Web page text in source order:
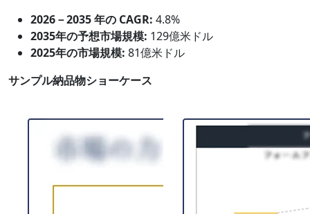
2026－2035 年の CAGR: 4.8%
2035年の予想市場規模: 129億米ドル
2025年の市場規模: 81億米ドル
サンプル納品物ショーケース